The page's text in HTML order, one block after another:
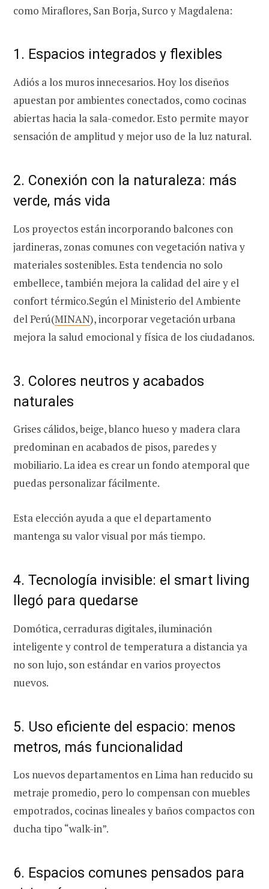
como Miraflores, San Borja, Surco y Magdalena:
1. Espacios integrados y flexibles
Adiós a los muros innecesarios. Hoy los diseños
apuestan por ambientes conectados, como cocinas
abiertas hacia la sala-comedor. Esto permite mayor
sensación de amplitud y mejor uso de la luz natural.
2. Conexión con la naturaleza: más
verde, más vida
Los proyectos están incorporando balcones con
jardineras, zonas comunes con vegetación nativa y
materiales sostenibles. Esta tendencia no solo
embellece, también mejora la calidad del aire y el
confort térmico.Según el Ministerio del Ambiente
del Perú(MINAN), incorporar vegetación urbana
mejora la salud emocional y física de los ciudadanos.
3. Colores neutros y acabados
naturales
Grises cálidos, beige, blanco hueso y madera clara
predominan en acabados de pisos, paredes y
mobiliario. La idea es crear un fondo atemporal que
puedas personalizar fácilmente.
Esta elección ayuda a que el departamento
mantenga su valor visual por más tiempo.
4. Tecnología invisible: el smart living
llegó para quedarse
Domótica, cerraduras digitales, iluminación
inteligente y control de temperatura a distancia ya
no son lujo, son estándar en varios proyectos
nuevos.
5. Uso eficiente del espacio: menos
metros, más funcionalidad
Los nuevos departamentos en Lima han reducido su
metraje promedio, pero lo compensan con muebles
empotrados, cocinas lineales y baños compactos con
ducha tipo “walk-in”.
6. Espacios comunes pensados para